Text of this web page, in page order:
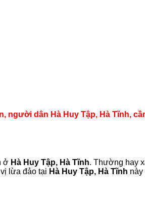
dân Hà Huy Tập, Hà Tĩnh,
ở Hà Huy Tập, Hà Tĩnh. Thường hay
lừa đảo tại Hà Huy Tập, Hà Tĩnh